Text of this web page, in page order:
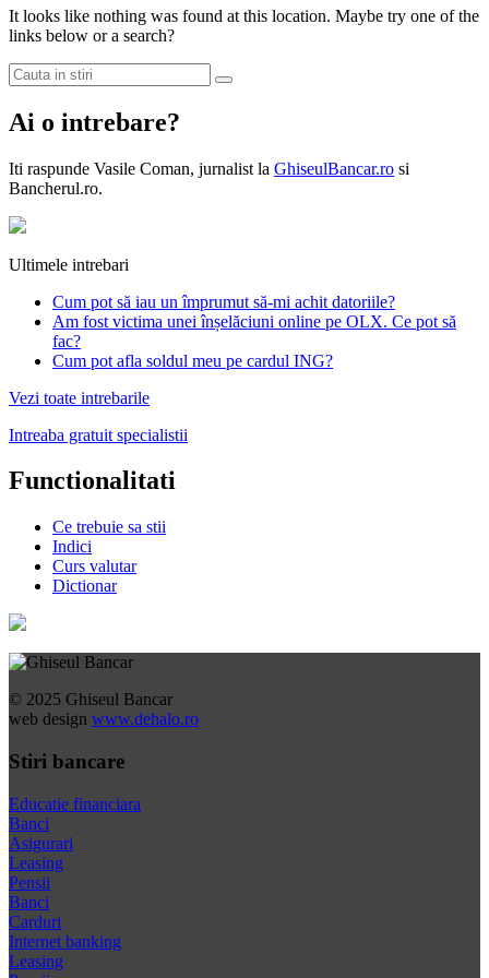
It looks like nothing was found at this location. Maybe try one of the
links below or a search?
Ai o intrebare?
Iti raspunde Vasile Coman, jurnalist la GhiseulBancar.ro si
Bancherul.ro.
Ultimele intrebari
Cum pot să iau un împrumut să-mi achit datoriile?
Am fost victima unei înșelăciuni online pe OLX. Ce pot să
fac?
Cum pot afla soldul meu pe cardul ING?
Vezi toate intrebarile
Intreaba gratuit specialistii
Functionalitati
Ce trebuie sa stii
Indici
Curs valutar
Dictionar
© 2025 Ghiseul Bancar
web design www.dehalo.ro
Stiri bancare
Educatie financiara
Banci
Asigurari
Leasing
Pensii
Banci
Carduri
Internet banking
Leasing